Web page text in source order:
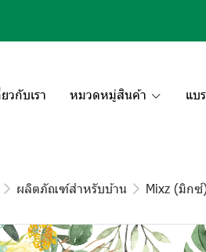
วกับเรา หมวดหมู่สินค้า แบ
ผลิตภัณฑ์สำหรับบ้าน Mixz (มิกซ์